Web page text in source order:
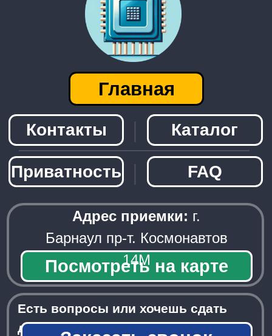
─────────────────────
© 2026 - Radiolom22.ru
Есть вопросы или хочешь сдать
Заказать звонок
Посмотреть на карте
Адрес приемки:г.
Барнаул пр-т. Космонавтов
14М